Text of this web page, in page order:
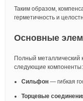
Таким образом,
герметичность и
Основные
Полный металлический
следующие компоненты:
Сильфон — гибкая
Торцевые